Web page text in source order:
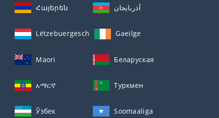
Հայերեն آذربايجان
Lëtzebuergesch Gaeilge
Maori Беларуская
አማርኛ Туркмен
Ўзбек Soomaaliga